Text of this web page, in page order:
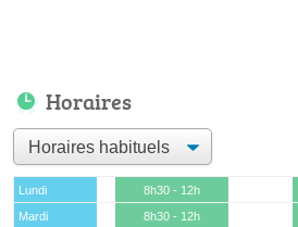
Horaires
Lundi 8h30 - 12h
Mardi
8h30 - 12h